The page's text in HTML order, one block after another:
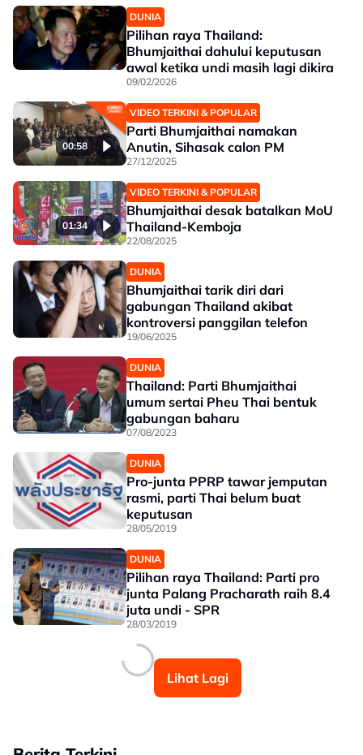
DUNIA
Pilihan raya Thailand:
Bhumjaithai dahului keputusan
awal ketika undi masih lagi dikira
09/02/2026
00:58
VIDEO TERKINI & POPULAR
Parti Bhumjaithai namakan
Anutin, Sihasak calon PM
27/12/2025
01:34
VIDEO TERKINI & POPULAR
Bhumjaithai desak batalkan MoU
Thailand-Kemboja
22/08/2025
DUNIA
Bhumjaithai tarik diri dari
gabungan Thailand akibat
kontroversi panggilan telefon
19/06/2025
DUNIA
Thailand: Parti Bhumjaithai
umum sertai Pheu Thai bentuk
gabungan baharu
07/08/2023
DUNIA
Pro-junta PPRP tawar jemputan
rasmi, parti Thai belum buat
keputusan
28/05/2019
DUNIA
Pilihan raya Thailand: Parti pro
junta Palang Pracharath raih 8.4
juta undi - SPR
28/03/2019
Lihat Lagi